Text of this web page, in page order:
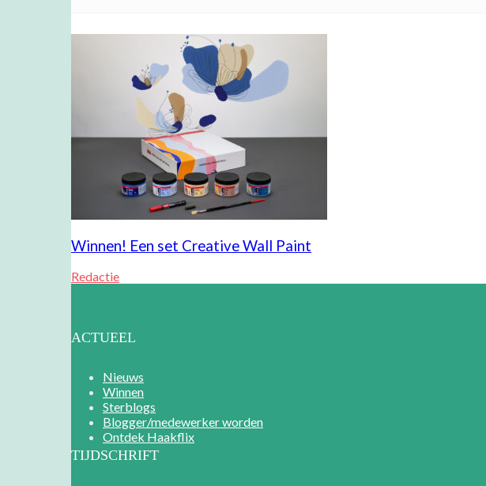
Winnen! Een set Creative Wall Paint
Redactie
ACTUEEL
Nieuws
Winnen
Sterblogs
Blogger/medewerker worden
Ontdek Haakflix
TIJDSCHRIFT